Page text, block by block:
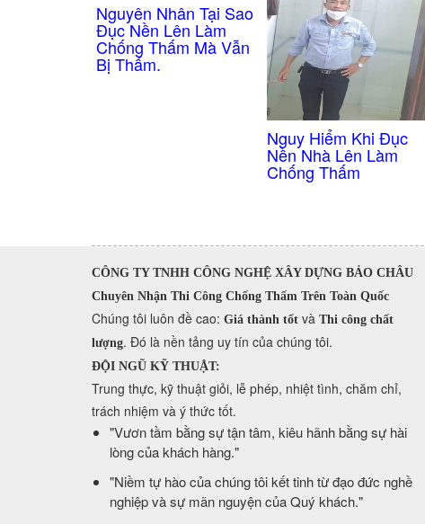
Nguyên Nhân Tại Sao
Đục Nền Lên Làm
Chống Thấm Mà Vẫn
Bị Thấm.
Nguy Hiểm Khi Đục
Nền Nhà Lên Làm
Chống Thấm
CÔNG TY TNHH CÔNG NGHỆ XÂY DỰNG BẢO CHÂU
Chuyên Nhận Thi Công Chống Thấm Trên Toàn Quốc
​Chúng tôi luôn đề cao: Giá thành tốt và Thi công chất
lượng. Đó là nền tảng uy tín của chúng tôi.
ĐỘI NGŨ KỸ THUẬT:
Trung thực, kỹ thuật giỏi, lễ phép, nhiệt tình, chăm chỉ,
trách nhiệm và ý thức tốt.
​"Vươn tầm bằng sự tận tâm, kiêu hãnh bằng sự hài
lòng của khách hàng."
​"Niềm tự hào của chúng tôi kết tinh từ đạo đức nghề
nghiệp và sự mãn nguyện của Quý khách."